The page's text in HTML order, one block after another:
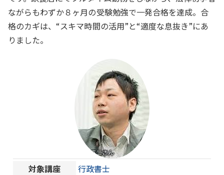
ながらもわずか８ヶ月の受験勉強で一発合格を達成。合
格のカギは、“スキマ時間の活用”と“適度な息抜き”にあ
りました。
対象講座
行政書士